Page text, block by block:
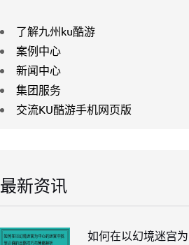
了解九州ku酷游
案例中心
新闻中心
集团服务
交流KU酷游手机网页版
最新资讯
如何在以幻境迷宫为